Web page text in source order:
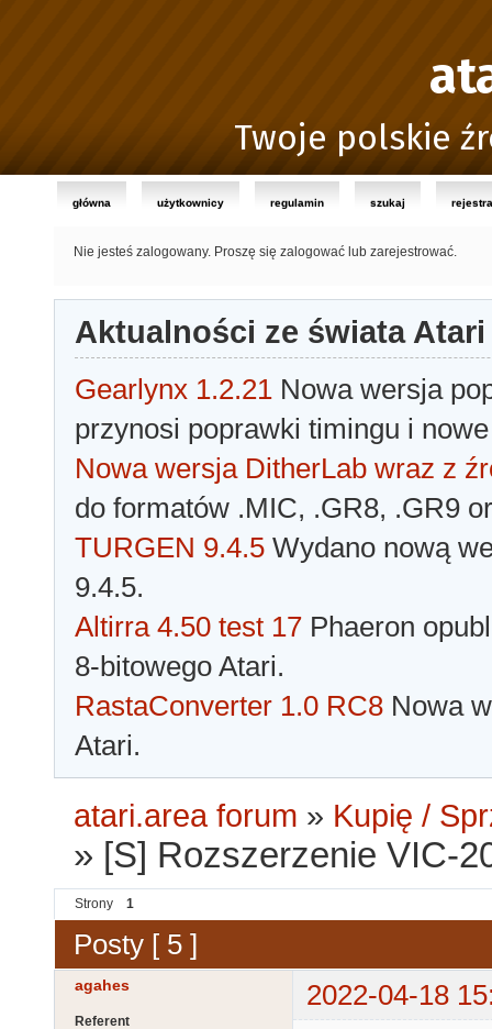
Twoje polskie
główna użytkownicy regulamin szukaj
Nie jesteś zalogowany. Proszę się zalogować lub zarejestrować.
Aktualności ze świata Atari
Gearlynx 1.2.21 Nowa wersja
przynosi poprawki timingu i
Nowa wersja DitherLab wraz z
do formatów .MIC, .GR8, .GR9
TURGEN 9.4.5 Wydano nową
9.4.5.
Altirra 4.50 test 17 Phaeron
8-bitowego Atari.
RastaConverter 1.0 RC8 Nowa
Atari.
atari.area forum » Kupię /
» [S] Rozszerzenie VIC-
Strony 1
Posty [ 5 ]
agahes 2022-04-18
Referent